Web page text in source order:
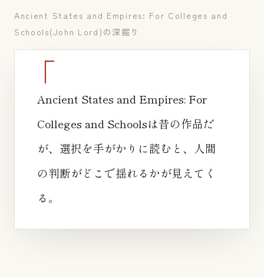
Ancient States and Empires: For Colleges and
Schools(John Lord)の深掘り
Ancient States and Empires: For
Colleges and Schoolsは昔の作品だ
が、選択を手がかりに読むと、人間
の判断がどこで揺れるかが見えてく
る。